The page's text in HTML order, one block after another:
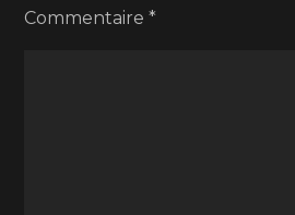
Commentaire*